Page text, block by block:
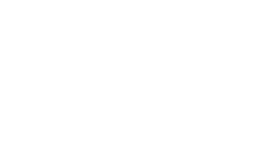
utilizziamo la tecnologia a pompa di calore